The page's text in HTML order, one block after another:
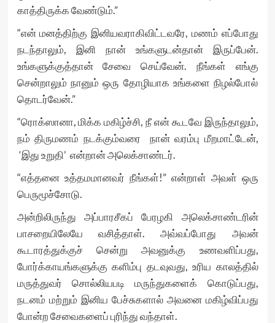
காத்திருக்க வேண்டும்.”
“என் மனத்திற்கு இனியவராகிவிட்டவரே, மணம் எப்போது
நடந்தாலும், இனி நான் உங்களுடன்தான் இருப்பேன்.
உங்களுக்குத்தான் சேவை செய்வேன். நீங்கள் எங்கு
சென்றாலும் நானும் ஒரு தோழியாக உங்களை நிழல்போல்
தொடர்வேன்.”
“ரொக்ஸானா, மிக்க மகிழ்ச்சி, நீ என் கூடவே இருந்தாலும்,
நம் திருமணம் நடக்கும்வரை நான் வரம்பு மீறமாட்டேன்,
‘இது உறுதி’ என்றான் அலெக்சாண்டர்.
“எத்தனை உத்தமமானவர் நீங்கள்!” என்றாள் அவள் ஒரு
பெருமூச்சோடு.
அன்றிலிருந்து அப்பாரசீகப் பேரழகி அலெக்சாண்டரின்
பாசறையிலேயே வசித்தாள். அவ்வப்போது அவன்
கூடாரத்துக்குச் சென்று அவனுக்கு உணவளிப்பது,
போர்க்காயங்களுக்கு களிம்பு தடவுவது, உரிய காலத்தில்
மருத்துவர் சொல்லியபடி மருந்துகளைக் கொடுப்பது,
நடனம் மற்றும் இனிய பேச்சுகளால் அவனை மகிழ்விப்பது
போன்ற சேவைகளைப் புரிந்து வந்தாள்.